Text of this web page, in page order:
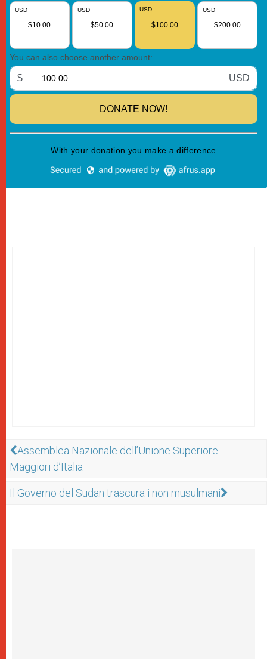
Assemblea Nazionale dell’Unione Superiore
Maggiori d’Italia
Il Governo del Sudan trascura i non musulmani